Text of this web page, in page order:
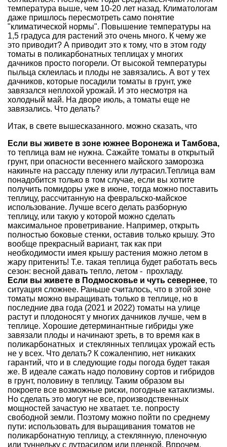
температура выше, чем 10-20 лет назад. Климатологам
даже пришлось пересмотреть само понятие
"климатической нормы". Повышение температуры на
1,5 градуса для растений это очень много. К чему же
это приводит? А приводит это к тому, что в этом году
томаты в поликарбонатных теплицах у многих
дачников просто погорели. От высокой температуры
пыльца склеилась и плоды не завязались. А вот у тех
дачников, которые посадили томаты в грунт, уже
завязался неплохой урожай. И это несмотря на
холодный май. На дворе июль, а томаты еще не
завязались. Что делать?
Итак, в свете вышесказанного. можно сказать, что
Если вы живете в зоне южнее Воронежа и Тамбова,
то теплица вам не нужна. Сажайте томаты в открытый
грунт, при опасности весеннего майского заморозка
накиньте на рассаду пленку или лутрасил.Теплица вам
понадобится только в том случае, если вы хотите
получить помидоры уже в июне, тогда можно поставить
теплицу, рассчитанную на февральско-майское
использование. Лучше всего делать разборную
теплицу, или такую у которой можно сделать
максимальное проветривание. Например, открыть
полностью боковые стенки, оставив только крышу. Это
вообще прекрасный вариант, так как при
необходимости имея крышу растения можно летом в
жару притенить! Т.е. такая теплица будет работать весь
сезон: весной давать тепло, летом - прохладу.
Если вы живете в Подмосковье и чуть севернее, то
ситуация сложнее. Раньше считалось, что в этой зоне
томаты можно выращивать только в теплице, но в
последние два года (2021 и 2022) томаты на улице
растут и плодоносят у многих дачников лучше, чем в
теплице. Хорошие детерминантные гибриды уже
завязали плоды и начинают зреть, в то время как в
поликарбонатных и стеклянных теплицах урожай есть
не у всех. Что делать? К сожаленпию, нет никаких
гарантий, что и в следующие годы погода будет такая
же. В идеале сажать надо половину сортов и гибридов
в грунт, половину в теплицу. Таким образом вы
покроете все возможные риски, погодные катаклизмы.
Но сделать это могут не все, производственных
мощностей зачастую не хватает. т.е. попросту
свободной земли. Поэтому можно пойти по среднему
пути: использовать для выращивания томатов не
поликарбонатную теплицу, а стеклянную, пленочную
или туннельку с лутрасилом или пленкой. Впрочем,